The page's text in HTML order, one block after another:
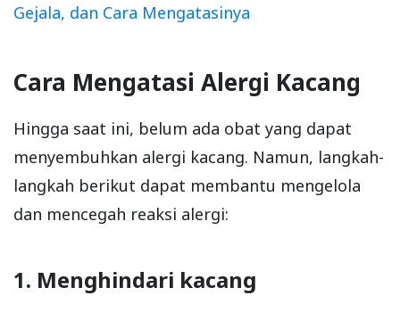
Gejala, dan Cara Mengatasinya
Cara Mengatasi Alergi Kacang
Hingga saat ini, belum ada obat yang dapat
menyembuhkan alergi kacang. Namun, langkah-
langkah berikut dapat membantu mengelola
dan mencegah reaksi alergi:
1. Menghindari kacang